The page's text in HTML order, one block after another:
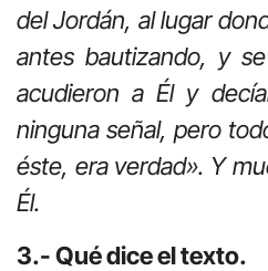
del Jordán, al lugar
antes bautizando, y
acudieron a Él y
ninguna señal, pero
éste, era verdad». Y
Él.
3.- Qué dice el texto.